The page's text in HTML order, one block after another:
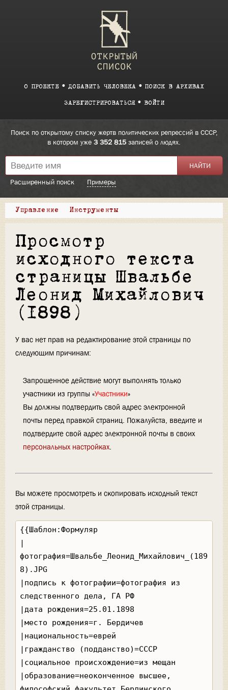
О ПРОЕКТЕ ДОБАВИТЬ ЧЕЛОВЕКА ПОИСК В АРХИВАХ
ЗАРЕГИСТРИРОВАТЬСЯ ВОЙТИ
Поиск по открытому списку жертв политических репрессий в СССР,
в котором уже 3 352 815 записей о людях.
Расширенный поиск Примеры
Управление Инструменты
Просмотр
исходного текста
страницы Швальбе
Леонид Михайлович
(1898)
У вас нет прав на редактирование этой страницы по
следующим причинам:
Запрошенное действие могут выполнять только
участники из группы «Участники»
Вы должны подтвердить свой адрес электронной
почты перед правкой страниц. Пожалуйста, введите и
подтвердите свой адрес электронной почты в своих
персональных настройках.
Вы можете просмотреть и скопировать исходный текст
этой страницы.